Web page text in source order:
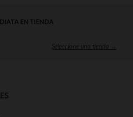
EN TIENDA
Seleccione una tienda →